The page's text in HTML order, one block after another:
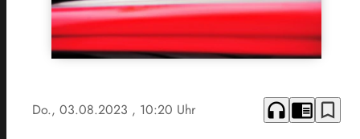
Do., 03.08.2023 , 10:20 Uhr headphones chrome_reader_mode bookmark_border